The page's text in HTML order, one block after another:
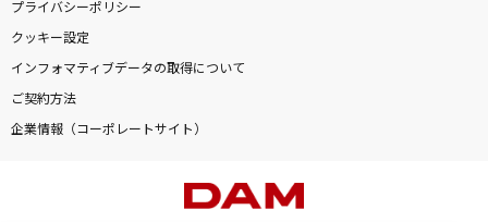
プライバシーポリシー
クッキー設定
インフォマティブデータの取得について
ご契約方法
企業情報（コーポレートサイト）